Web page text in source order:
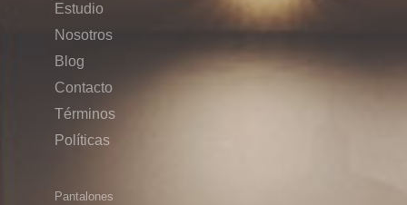
Estudio
Nosotros
Blog
Contacto
Términos
Políticas
Pantalones